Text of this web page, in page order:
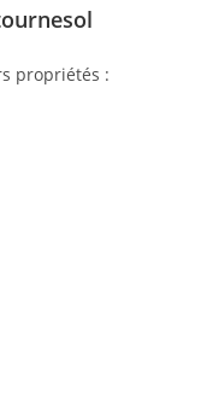
propriétés :